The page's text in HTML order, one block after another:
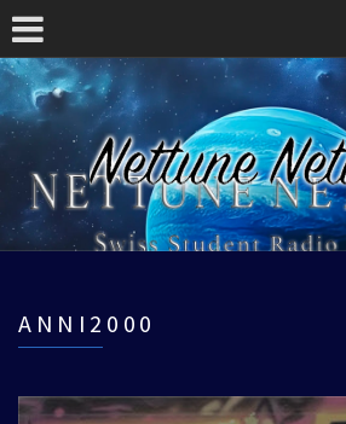
ANNI2000